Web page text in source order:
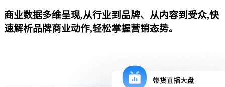
商业数据多维呈现,从行业到品牌、从内容到受众,快
速解析品牌商业动作,轻松掌握营销态势。